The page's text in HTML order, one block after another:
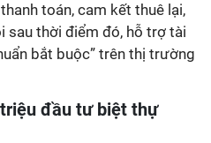
toán, cam kết thuê lại,
sau thời điểm đó, hỗ trợ tài
bắt buộc” trên thị trường
đầu tư biệt thự